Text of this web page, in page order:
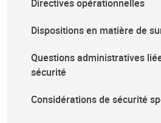
Directives opérationnelles
Dispositions en matière de
Questions administratives liées
sécurité
Considérations de sécurité